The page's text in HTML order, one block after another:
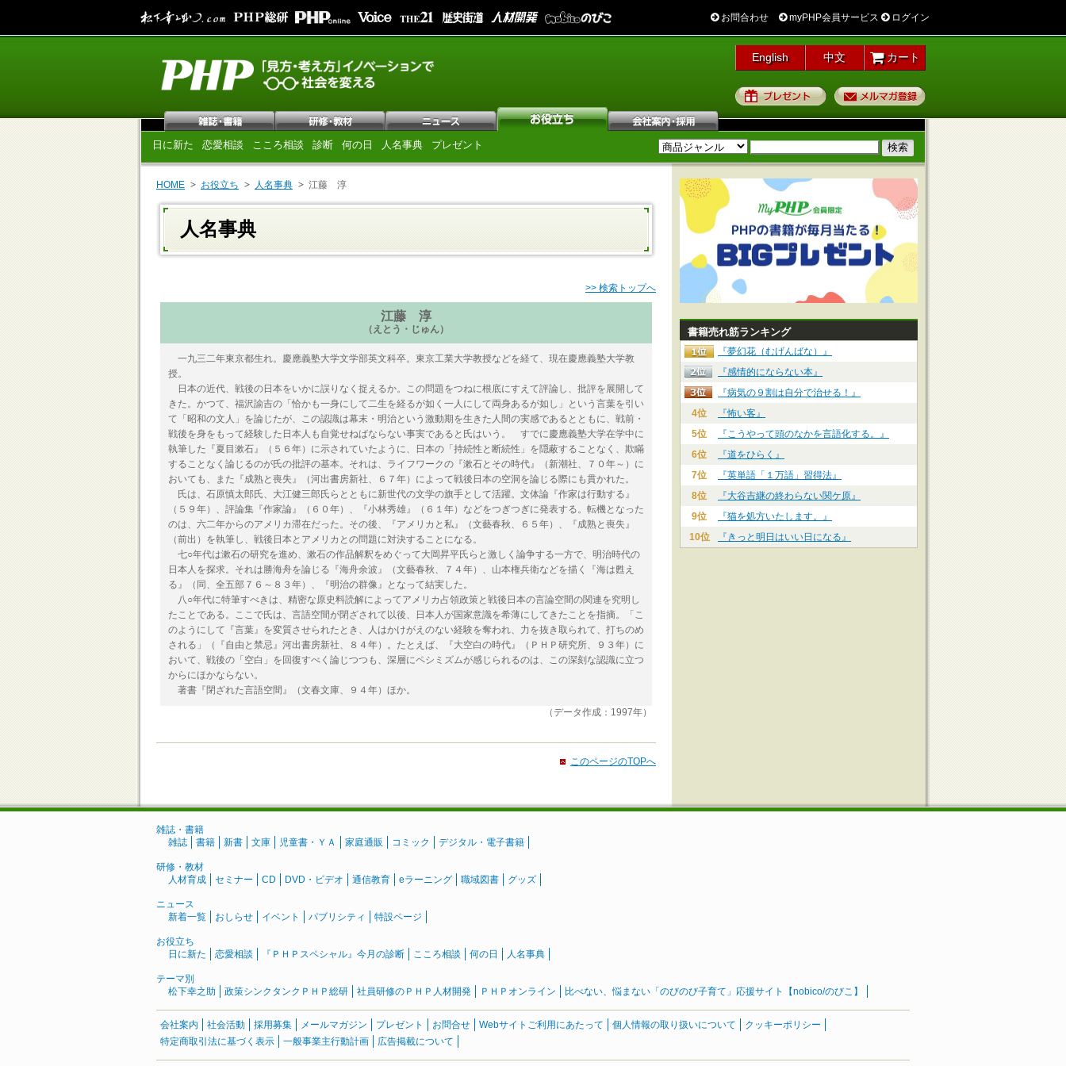
お問合わせ myPHP会員サービス ログイン
English 中文 カート
プレゼント
日に新た 恋愛相談 こころ相談 診断 何の日 人名事典 プレゼント
HOME お役立ち 人名事典 江藤 淳
人名事典
>> 検索トップへ
江藤 淳
（えとう・じゅん）
一九三二年東京都生れ。慶應義塾大学文学部英文科卒。東京工業大学教授などを経て、現在慶應義塾大学教
授。
日本の近代、戦後の日本をいかに誤りなく捉えるか。この問題をつねに根底にすえて評論し、批評を展開して
きた。かつて、福沢諭吉の「恰かも一身にして二生を経るが如く一人にして両身あるが如し」という言葉を引い
て「昭和の文人」を論じたが、この認識は幕末・明治という激動期を生きた人間の実感であるとともに、戦前・
戦後を身をもって経験した日本人も自覚せねばならない事実であると氏はいう。 すでに慶應義塾大学在学中に
執筆した『夏目漱石』（５６年）に示されていたように、日本の「持続性と断続性」を隠蔽することなく、欺瞞
することなく論じるのが氏の批評の基本。それは、ライフワークの『漱石とその時代』（新潮社、７０年～）に
おいても、また『成熟と喪失』（河出書房新社、６７年）によって戦後日本の空洞を論じる際にも貫かれた。
氏は、石原慎太郎氏、大江健三郎氏らとともに新世代の文学の旗手として活躍。文体論『作家は行動する』
（５９年）、評論集『作家論』（６０年）、『小林秀雄』（６１年）などをつぎつぎに発表する。転機となった
のは、六二年からのアメリカ滞在だった。その後、『アメリカと私』（文藝春秋、６５年）、『成熟と喪失』
（前出）を執筆し、戦後日本とアメリカとの問題に対決することになる。
七○年代は漱石の研究を進め、漱石の作品解釈をめぐって大岡昇平氏らと激しく論争する一方で、明治時代の
日本人を探求。それは勝海舟を論じる『海舟余波』（文藝春秋、７４年）、山本権兵衛などを描く『海は甦え
る』（同、全五部７６～８３年）、『明治の群像』となって結実した。
八○年代に特筆すべきは、精密な原史料読解によってアメリカ占領政策と戦後日本の言論空間の関連を究明し
たことである。ここで氏は、言語空間が閉ざされて以後、日本人が国家意識を希薄にしてきたことを指摘。「こ
のようにして『言葉』を変質させられたとき、人はかけがえのない経験を奪われ、力を抜き取られて、打ちのめ
される」（『自由と禁忌』河出書房新社、８４年）。たとえば、『大空白の時代』（ＰＨＰ研究所、９３年）に
おいて、戦後の「空白」を回復すべく論じつつも、深層にペシミズムが感じられるのは、この深刻な認識に立つ
からにほかならない。
著書『閉ざれた言語空間』（文春文庫、９４年）ほか。
（データ作成：1997年）
このページのTOPへ
書籍売れ筋ランキング
『夢幻花（むげんばな）』
『感情的にならない本』
『病気の９割は自分で治せる！』
4位
『怖い客』
5位
『こうやって頭のなかを言語化する。』
6位
『道をひらく』
7位
『英単語「１万語」習得法』
8位
『大谷吉継の終わらない関ケ原』
9位
『猫を処方いたします。』
10位
『きっと明日はいい日になる』
雑誌・書籍
雑誌
書籍 新書 文庫 児童書・ＹＡ 家庭通販 コミック デジタル・電子書籍
研修・教材
人材育成
セミナー CD DVD・ビデオ 通信教育 eラーニング 職域図書 グッズ
ニュース
新着一覧
おしらせ イベント パブリシティ 特設ページ
お役立ち
日に新た
恋愛相談 『ＰＨＰスペシャル』今月の診断 こころ相談 何の日 人名事典
テーマ別
松下幸之助
政策シンクタンクＰＨＰ総研 社員研修のＰＨＰ人材開発 ＰＨＰオンライン 比べない、悩まない「のびのび子育て」応援サイト【nobico/のびこ】
会社案内 社会活動 採用募集 メールマガジン プレゼント お問合せ Webサイトご利用にあたって 個人情報の取り扱いについて
クッキーポリシー
特定商取引法に基づく表示
一般事業主行動計画 広告掲載について